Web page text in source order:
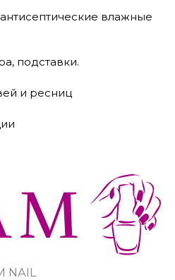
влажные
подставки.
и ресниц
NAIL